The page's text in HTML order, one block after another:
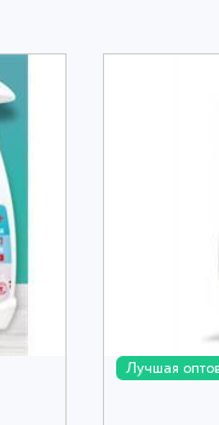
Лучшая